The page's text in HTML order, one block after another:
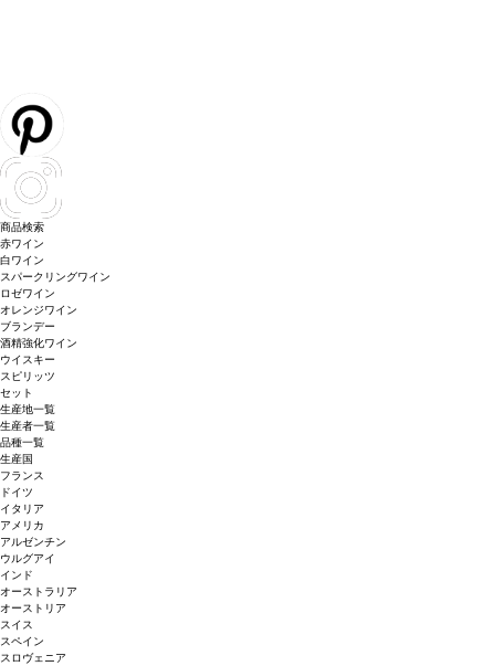
商品検索
赤ワイン
白ワイン
スパークリングワイン
ロゼワイン
オレンジワイン
ブランデー
酒精強化ワイン
ウイスキー
スピリッツ
セット
生産地一覧
生産者一覧
品種一覧
生産国
フランス
ドイツ
イタリア
アメリカ
アルゼンチン
ウルグアイ
インド
オーストラリア
オーストリア
スイス
スペイン
スロヴェニア